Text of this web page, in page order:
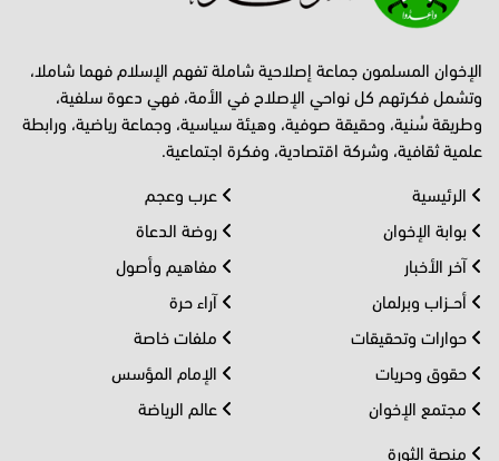
الإخوان المسلمون جماعة إصلاحية شاملة تفهم الإسلام فهما شاملا،
وتشمل فكرتهم كل نواحي الإصلاح في الأمة، فهي دعوة سلفية،
وطريقة سُنية، وحقيقة صوفية، وهيئة سياسية، وجماعة رياضية، ورابطة
علمية ثقافية، وشركة اقتصادية، وفكرة اجتماعية.
الرئيسية
بوابة الإخوان
آخر الأخبار
أحــزاب وبرلمان
حوارات وتحقيقات
حقوق وحريات
مجتمع الإخوان
عرب وعجم
روضة الدعاة
مفاهيم وأصول
آراء حرة
ملفات خاصة
الإمام المؤسس
عالم الرياضة
منصة الثورة